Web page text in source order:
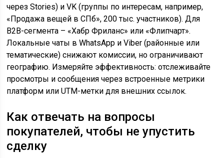
через Stories) и VK (группы по интересам, например,
«Продажа вещей в СПб», 200 тыс. участников). Для
B2B-сегмента – «Хабр Фриланс» или «Флипчарт».
Локальные чаты в WhatsApp и Viber (районные или
тематические) снижают комиссии, но ограничивают
географию. Измеряйте эффективность: отслеживайте
просмотры и сообщения через встроенные метрики
платформ или UTM-метки для внешних ссылок.
Как отвечать на вопросы
покупателей, чтобы не упустить
сделку